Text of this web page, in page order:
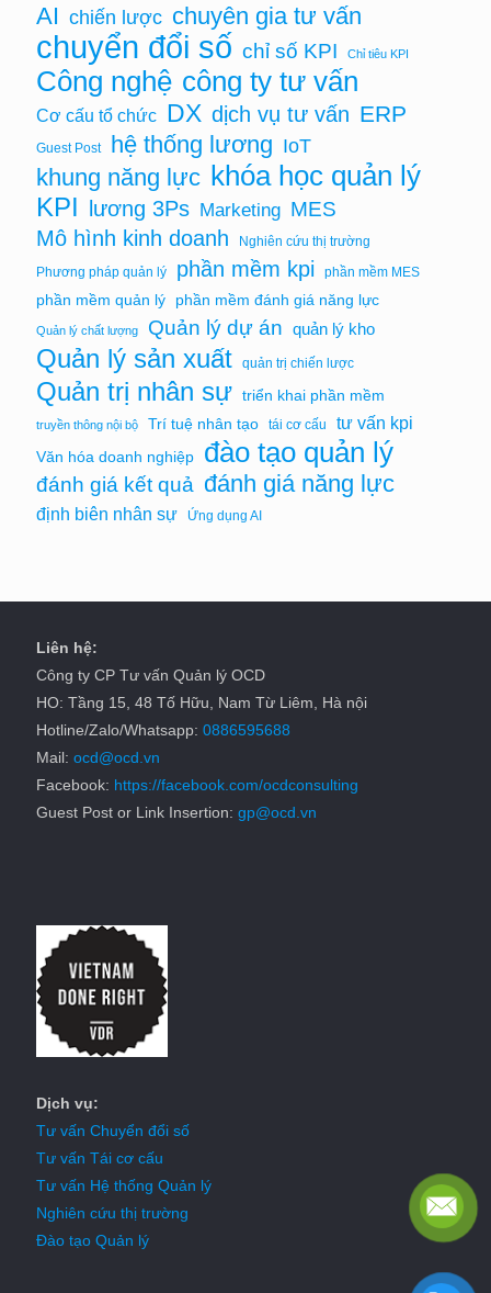
AI chiến lược chuyên gia tư vấn
chuyển đổi số chỉ số KPI Chỉ tiêu KPI
Công nghệ công ty tư vấn
Cơ cấu tổ chức DX dịch vụ tư vấn ERP
Guest Post hệ thống lương IoT
khung năng lực khóa học quản lý
KPI lương 3Ps Marketing MES
Mô hình kinh doanh
Nghiên cứu thị trường
Phương pháp quản lý
phần mềm kpi phần mềm MES
phần mềm quản lý phần mềm đánh giá năng lực
Quản lý chất lượng Quản lý dự án quản lý kho
Quản lý sản xuất quản trị chiến lược
Quản trị nhân sự triển khai phần mềm
truyền thông nội bộ Trí tuệ nhân tạo tái cơ cấu tư vấn kpi
Văn hóa doanh nghiệp đào tạo quản lý
đánh giá kết quả đánh giá năng lực
định biên nhân sự Ứng dụng AI
Liên hệ:
Công ty CP Tư vấn Quản lý OCD
HO: Tầng 15, 48 Tố Hữu, Nam Từ Liêm, Hà nội
Hotline/Zalo/Whatsapp: 0886595688
Mail: ocd@ocd.vn
Facebook: https://facebook.com/ocdconsulting
Guest Post or Link Insertion: gp@ocd.vn
Dịch vụ:
Tư vấn Chuyển đổi số
Tư vấn Tái cơ cấu
Tư vấn Hệ thống Quản lý
Nghiên cứu thị trường
Đào tạo Quản lý